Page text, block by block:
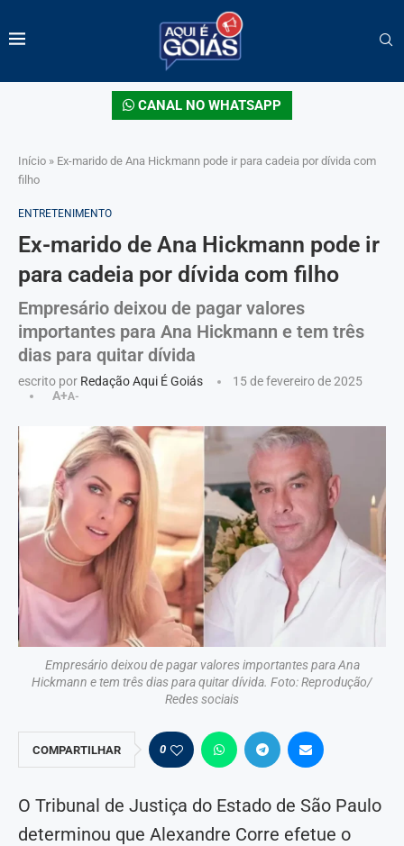
CANAL NO WHATSAPP
Início » Ex-marido de Ana Hickmann pode ir para cadeia por dívida com
filho
ENTRETENIMENTO
Ex-marido de Ana Hickmann pode ir
para cadeia por dívida com filho
Empresário deixou de pagar valores
importantes para Ana Hickmann e tem três
dias para quitar dívida
escrito por Redação Aqui É Goiás
15 de fevereiro de 2025
A+A-
Empresário deixou de pagar valores importantes para Ana
Hickmann e tem três dias para quitar dívida. Foto: Reprodução/
Redes sociais
COMPARTILHAR 0
O Tribunal de Justiça do Estado de São Paulo
determinou que Alexandre Corre efetue o